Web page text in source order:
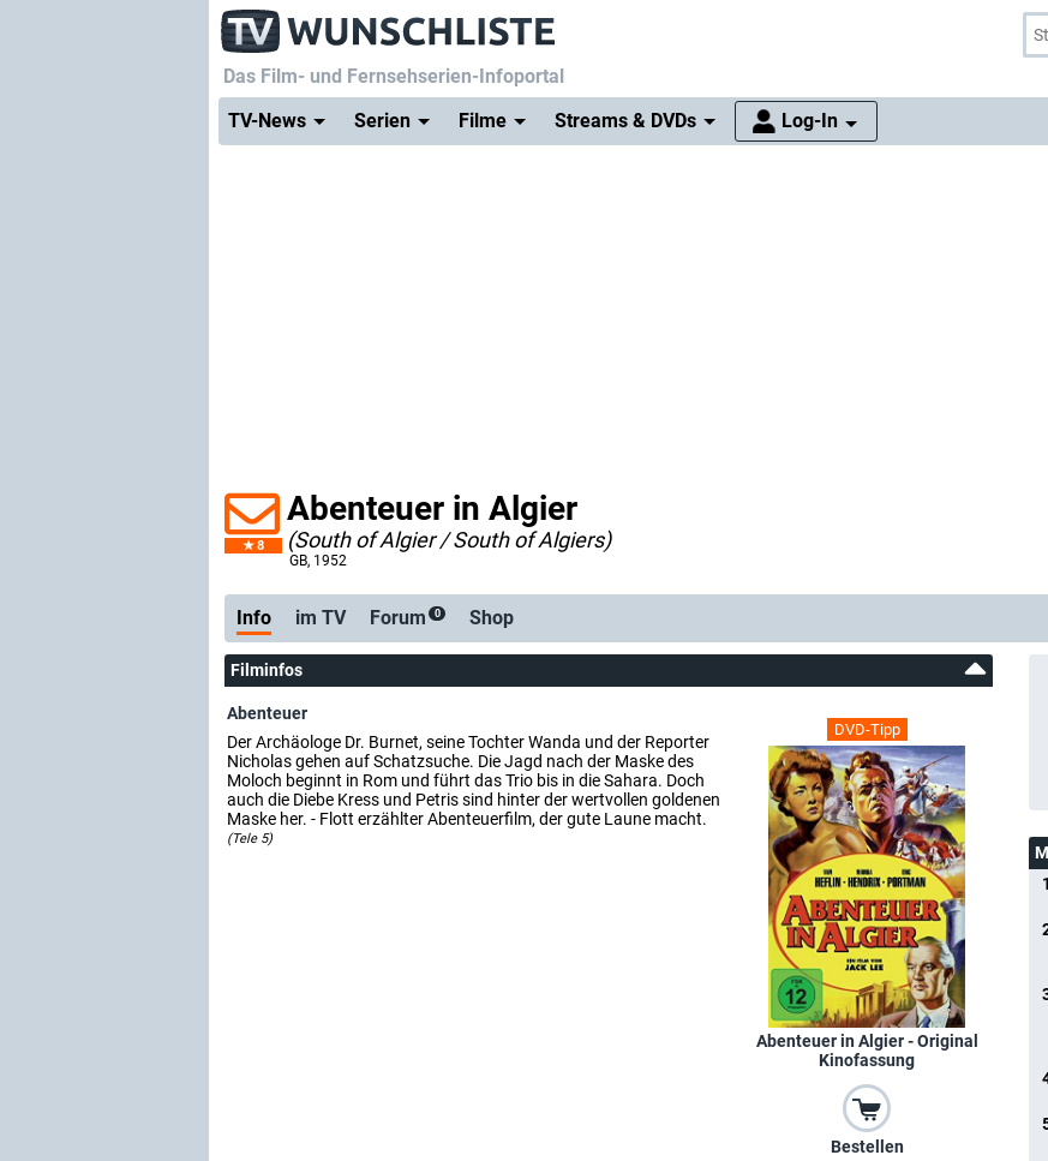
Das Film- und Fernsehserien-Infoportal
TV-News
Serien Filme Streams & DVDs Log-In
8
Abenteuer in Algier
(South of Algier / South of Algiers)
GB, 1952
Info im TV Forum 0 Shop
Filminfos
DVD-Tipp
Abenteuer in Algier - Original
Kinofassung
Bestellen
Abenteuer
Der Archäologe Dr. Burnet, seine Tochter Wanda und der Reporter
Nicholas gehen auf Schatzsuche. Die Jagd nach der Maske des
Moloch beginnt in Rom und führt das Trio bis in die Sahara. Doch
auch die Diebe Kress und Petris sind hinter der wertvollen goldenen
Maske her. - Flott erzählter Abenteuerfilm, der gute Laune macht.
(Tele 5)